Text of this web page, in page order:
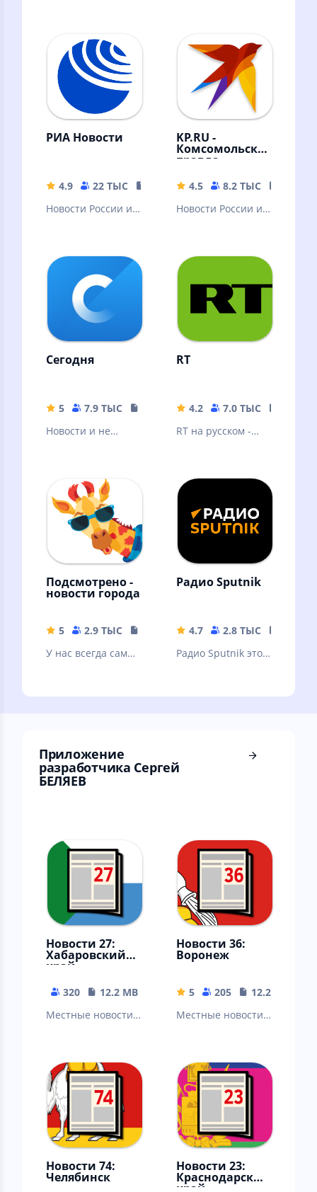
РИА Новости
4.9 22 ТЫС
23.82 MB
Новости России и
инфографика от
лидера новостного
рынка.
KP.RU -
Комсомольская
правда.
новости
страны
4.5 8.2 ТЫС
Новости России и
Сегодня
5 7.9 ТЫС
19.2 MB
Новости и не
RT
4.2 7.0 ТЫС
RT на русском -
на Украине и в
мире
Подсмотрено -
новости города
5 2.9 ТЫС
17.36 MB
У нас всегда самые
Радио Sputnik
4.7 2.8 ТЫС
Радио Sputnik это
Приложение
разработчика Сергей
БЕЛЯЕВ
Новости 27:
Хабаровский
край
320
12.2 MB
Местные новости:
Амуре, Амурск,
Советская Гавань…
Новости 36:
Воронеж
5 205
12.22 MB
Местные новости:
Лиски, Острогожск,
Нововоронеж…
Новости 74:
Челябинск
Новости 23:
Краснодарский
край